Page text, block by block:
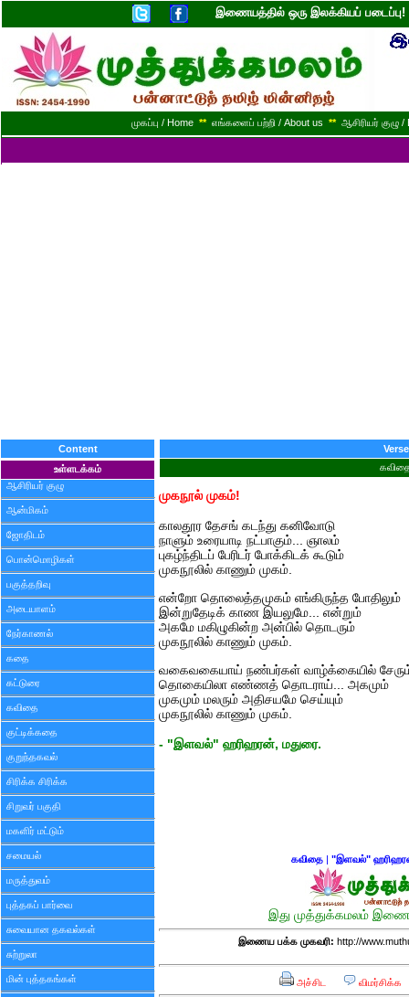
இணையத்தில் ஒரு இலக்கியப்
முகப்பு / Home ** எங்களைப் பற்றி / About us ** ஆசிரியர் குழு
Content
உள்ளடக்கம்
ஆசிரியர் குழு
ஆன்மிகம்
ஜோதிடம்
பொன்மொழிகள்
பகுத்தறிவு
அடையாளம்
நேர்காணல்
கதை
கட்டுரை
கவிதை
குட்டிக்கதை
குறுந்தகவல்
சிரிக்க சிரிக்க
சிறுவர் பகுதி
மகளிர் மட்டும்
சமையல்
மருத்துவம்
புத்தகப் பார்வை
சுவையான தகவல்கள்
சுற்றுலா
மின் புத்தகங்கள்
Verse
முகநூல் முகம்!
காலதூர தேசங் கடந்து கனிவோடு
நாளும் உரையாடி நட்பாகும்... ஞாலம்
புகழ்ந்திடப் பேரிடர் போக்கிடக் கூடும்
முகநூலில் காணும் முகம்.
என்றோ தொலைத்தமுகம் எங்கிருந்த போதிலும்
இன்றுதேடிக் காண இயலுமே... என்றும்
அகமே மகிழுகின்ற அன்பில் தொடரும்
முகநூலில் காணும் முகம்.
வகைவகையாய் நண்பர்கள் வாழ்க்கையில்
தொகையிலா எண்ணத் தொடராய்... அகமும்
முகமும் மலரும் அதிசயமே செய்யும்
முகநூலில் காணும் முகம்.
- "இளவல்" ஹரிஹரன், மதுரை.
கவிதை| "இளவல்"
இது முத்துக்கமலம்
இணைய பக்க முகவரி: http://
அச்சிட விமர்சிக்க